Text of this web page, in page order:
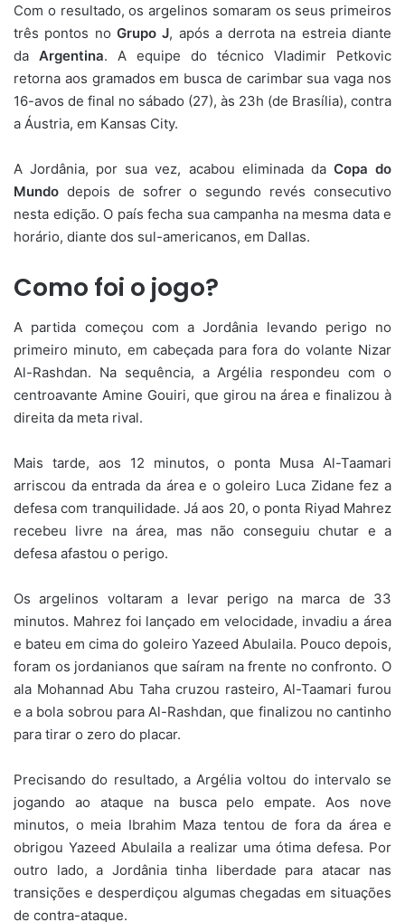
Com o resultado, os argelinos somaram os seus primeiros
três pontos no Grupo J, após a derrota na estreia diante
da Argentina. A equipe do técnico Vladimir Petkovic
retorna aos gramados em busca de carimbar sua vaga nos
16-avos de final no sábado (27), às 23h (de Brasília), contra
a Áustria, em Kansas City.
A Jordânia, por sua vez, acabou eliminada da Copa do
Mundo depois de sofrer o segundo revés consecutivo
nesta edição. O país fecha sua campanha na mesma data e
horário, diante dos sul-americanos, em Dallas.
Como foi o jogo?
A partida começou com a Jordânia levando perigo no
primeiro minuto, em cabeçada para fora do volante Nizar
Al-Rashdan. Na sequência, a Argélia respondeu com o
centroavante Amine Gouiri, que girou na área e finalizou à
direita da meta rival.
Mais tarde, aos 12 minutos, o ponta Musa Al-Taamari
arriscou da entrada da área e o goleiro Luca Zidane fez a
defesa com tranquilidade. Já aos 20, o ponta Riyad Mahrez
recebeu livre na área, mas não conseguiu chutar e a
defesa afastou o perigo.
Os argelinos voltaram a levar perigo na marca de 33
minutos. Mahrez foi lançado em velocidade, invadiu a área
e bateu em cima do goleiro Yazeed Abulaila. Pouco depois,
foram os jordanianos que saíram na frente no confronto. O
ala Mohannad Abu Taha cruzou rasteiro, Al-Taamari furou
e a bola sobrou para Al-Rashdan, que finalizou no cantinho
para tirar o zero do placar.
Precisando do resultado, a Argélia voltou do intervalo se
jogando ao ataque na busca pelo empate. Aos nove
minutos, o meia Ibrahim Maza tentou de fora da área e
obrigou Yazeed Abulaila a realizar uma ótima defesa. Por
outro lado, a Jordânia tinha liberdade para atacar nas
transições e desperdiçou algumas chegadas em situações
de contra-ataque.